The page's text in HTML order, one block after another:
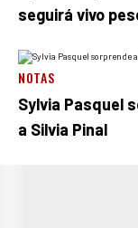
seguirá vivo
NOTAS
Sylvia Pasquel
a Silvia Pinal